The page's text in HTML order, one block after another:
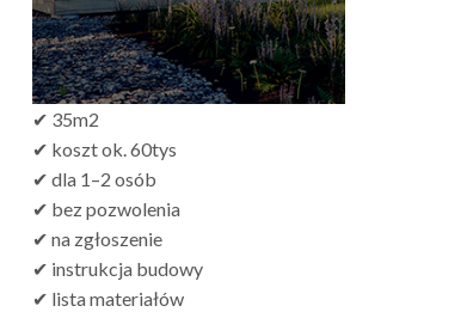
✔ 35m2
✔ koszt ok. 60tys
✔ dla 1–2 osób
✔ bez pozwolenia
✔ na zgłoszenie
✔ instrukcja budowy
✔ lista materiałów